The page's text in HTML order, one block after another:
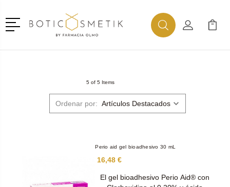
Menú
BuscarMi Cuenta
Mi
5 of 5 Items
Ordenar por:
Perio aid gel bioadhesivo 30 mL
16,48 €
El gel bioadhesivo Perio Aid® con